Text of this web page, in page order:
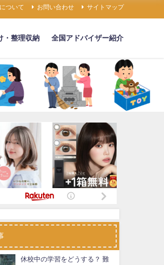
ついて お問い合わせ サイトマップ
・整理収納 全国アドバイザー紹介
休校中の学習をどうする？ 難